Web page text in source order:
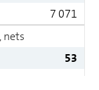
7 071
nets
53